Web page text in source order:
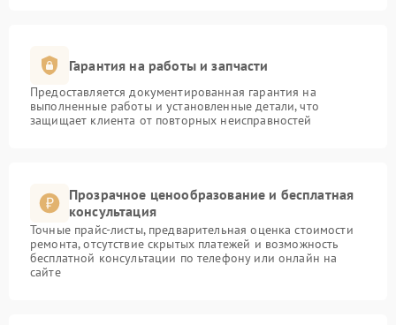
Гарантия на работы и запчасти
Предоставляется документированная гарантия на
выполненные работы и установленные детали, что
защищает клиента от повторных неисправностей
Прозрачное ценообразование и бесплатная
консультация
Точные прайс-листы, предварительная оценка стоимости
ремонта, отсутствие скрытых платежей и возможность
бесплатной консультации по телефону или онлайн на
сайте